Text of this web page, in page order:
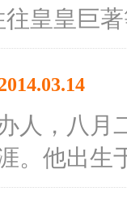
皇皇巨
人，八
。他出生